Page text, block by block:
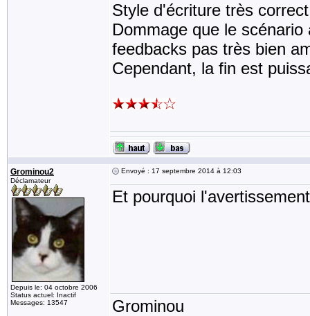
Style d'écriture très
Dommage que le
feedbacks pas très bien
Cependant, la fin est
Grominou2
Déclamateur
Depuis le: 04 octobre 2006
Status actuel: Inactif
Messages: 13547
Envoyé : 17 septembre 2014 à 12:03
Et pourquoi
Grominou